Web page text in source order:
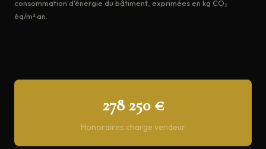
consommation d'énergie du bâtiment, exprimées en kg CO₂
éq/m².an.
278 250 €
Honoraires charge vendeur